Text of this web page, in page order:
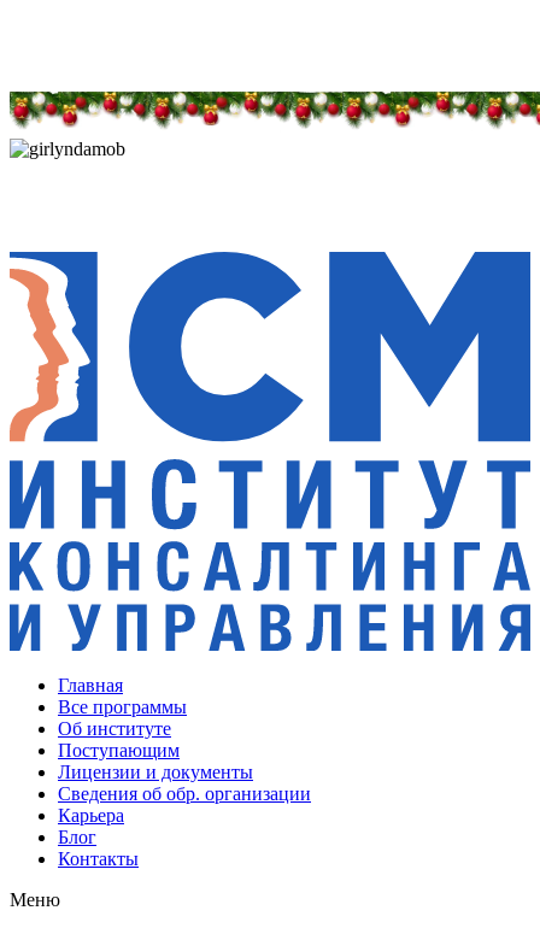
Главная
Все программы
Об институте
Поступающим
Лицензии и документы
Сведения об обр. организации
Карьера
Блог
Контакты
Меню